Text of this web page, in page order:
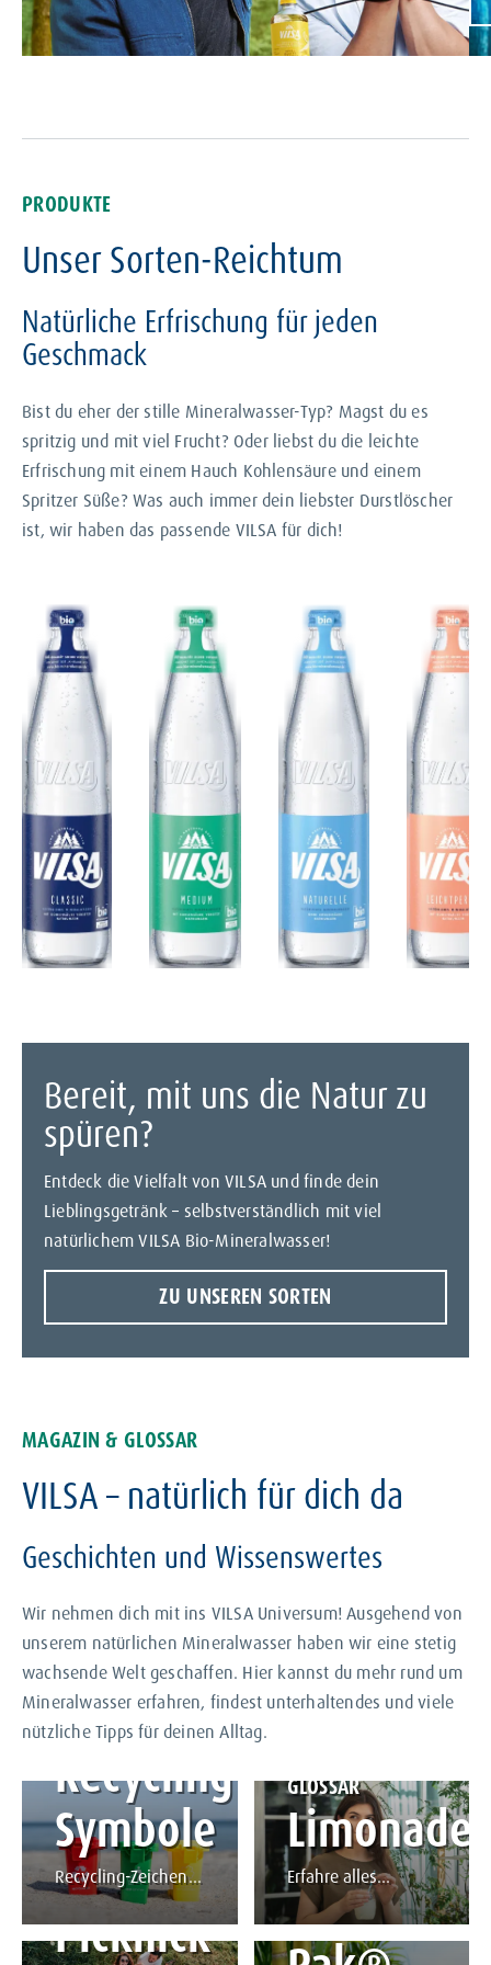
PRODUKTE
Unser Sorten-Reichtum
Natürliche Erfrischung für jeden
Geschmack
Bist du eher der stille Mineralwasser-Typ? Magst du es
spritzig und mit viel Frucht? Oder liebst du die leichte
Erfrischung mit einem Hauch Kohlensäure und einem
Spritzer Süße? Was auch immer dein liebster Durstlöscher
ist, wir haben das passende VILSA für dich!
Bereit, mit uns die Natur zu
spüren?
Entdeck die Vielfalt von VILSA und finde dein
Lieblingsgetränk – selbstverständlich mit viel
natürlichem VILSA Bio-Mineralwasser!
ZU UNSEREN SORTEN
MAGAZIN & GLOSSAR
VILSA – natürlich für dich da
Geschichten und Wissenswertes
Wir nehmen dich mit ins VILSA Universum! Ausgehend von
unserem natürlichen Mineralwasser haben wir eine stetig
wachsende Welt geschaffen. Hier kannst du mehr rund um
Mineralwasser erfahren, findest unterhaltendes und viele
nützliche Tipps für deinen Alltag.
GLOSSAR
Regeln im
Wald
Leitfaden für richtiges
Verhalten.
STORY LESEN
GLOSSAR
Recycling-
Symbole
Recycling-Zeichen
begegnen dir auf
GLOSSAR
Limonade
Erfahre alles
Wissenswerte rund
MAGAZIN
Picknick
MAGAZIN
rund
um
Tetra